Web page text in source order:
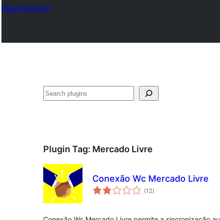
Plugin Directory
अन्विच्छ
Plugin Tag: Mercado Livre
Conexão Wc Mercado Livre
(12total
ratings
)